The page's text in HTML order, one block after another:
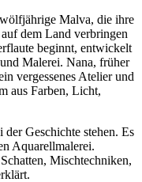
Malva, die ihre
dem Land verbringen
beginnt, entwickelt
Malerei. Nana, früher
vergessenes Atelier und
aus Farben, Licht,
Geschichte stehen. Es
Aquarellmalerei.
Mischtechniken,